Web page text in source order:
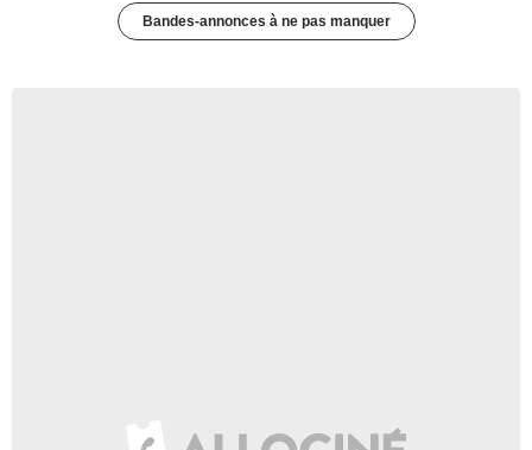
Bandes-annonces à ne pas manquer